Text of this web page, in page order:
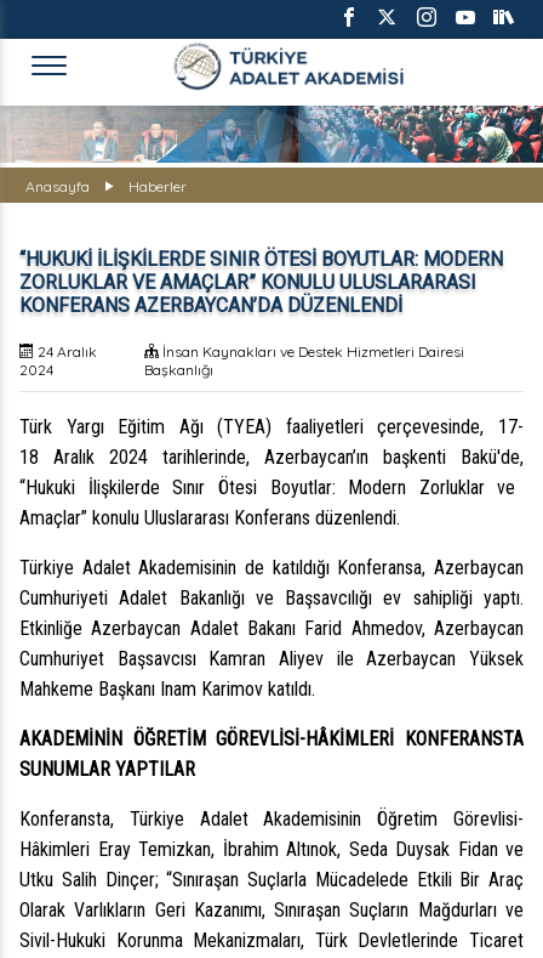
TÜRKİYE ADALET AKADEMİSİ
Anasayfa Haberler
“HUKUKİ İLİŞKİLERDE SINIR ÖTESİ BOYUTLAR: MODERN
ZORLUKLAR VE AMAÇLAR” KONULU ULUSLARARASI
KONFERANS AZERBAYCAN’DA DÜZENLENDİ
24 Aralık
2024
İnsan Kaynakları ve Destek Hizmetleri Dairesi
Başkanlığı
Türk Yargı Eğitim Ağı (TYEA) faaliyetleri çerçevesinde, 17-
18
Aralık 2024 tarihlerinde, Azerbaycan’ın başkenti Bakü'de,
“Hukuki İlişkilerde Sınır Ötesi Boyutlar: Modern Zorluklar ve
Amaçlar” konulu Uluslararası Konferans düzenlendi.
Türkiye Adalet Akademisinin de katıldığıKonferansa, Azerbaycan
Cumhuriyeti Adalet Bakanlığı ve Başsavcılığı ev sahipliği yaptı.
Etkinliğe Azerbaycan Adalet Bakanı Farid Ahmedov, Azerbaycan
Cumhuriyet Başsavcısı Kamran Aliyev ile Azerbaycan Yüksek
Mahkeme Başkanı Inam Karimov katıldı.
AKADEMİNİN ÖĞRETİM GÖREVLİSİ-HÂKİMLERİ KONFERANSTA
SUNUMLAR YAPTILAR
Konferansta, Türkiye Adalet Akademisinin Öğretim Görevlisi-
Hâkimleri Eray Temizkan, İbrahim Altınok, Seda Duysak Fidan ve
Utku Salih Dinçer; “Sınıraşan Suçlarla Mücadelede Etkili Bir Araç
Olarak Varlıkların Geri Kazanımı, Sınıraşan Suçların Mağdurları ve
Sivil-Hukuki Korunma Mekanizmaları, Türk Devletlerinde Ticaret